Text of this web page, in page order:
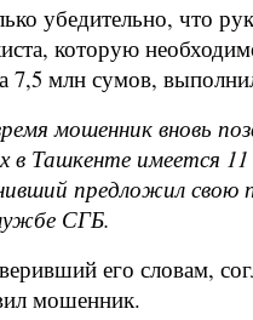
убедительно, что
которую
7,5 млн сумов,
мошенник вновь
Ташкенте имеется
предложил свою
СГБ.
его словам,
мошенник.